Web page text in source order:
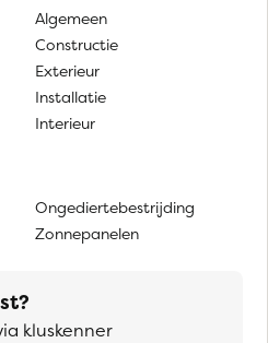
Algemeen
Constructie
Exterieur
Installatie
Interieur
Ongediertebestrijding
Zonnepanelen
kluskenner